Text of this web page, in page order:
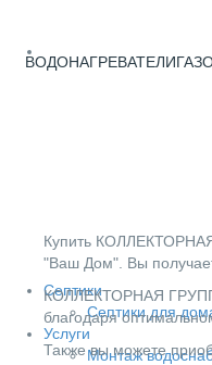
ВОДОНАГРЕВАТЕЛИ
Септики
Септики для
Услуги
Монтаж
Купить
"Ваш Дом". Вы
КОЛЛЕКТОРНАЯ
благодаря
Также вы можете